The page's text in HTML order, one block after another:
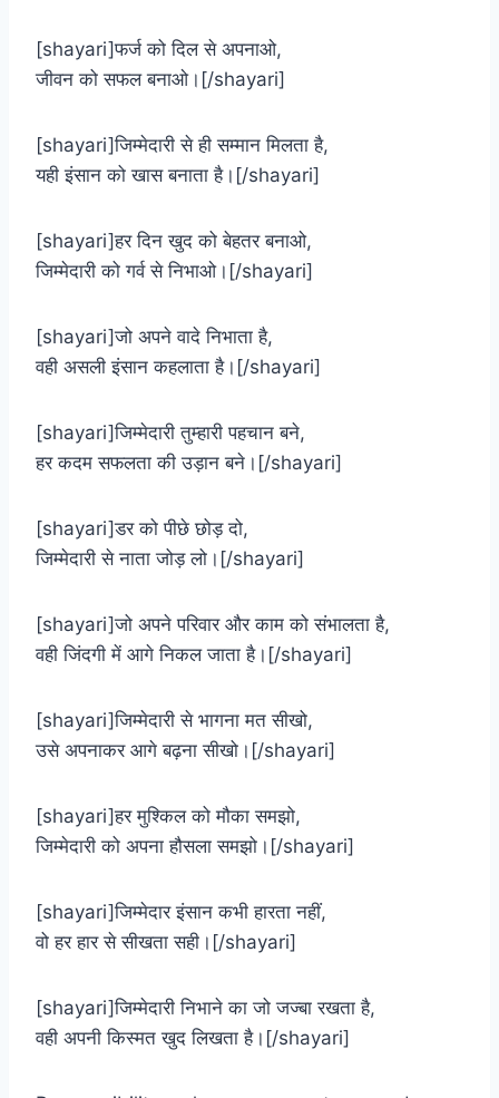
[shayari]फर्ज को दिल से अपनाओ,
जीवन को सफल बनाओ।[/shayari]
[shayari]जिम्मेदारी से ही सम्मान मिलता है,
यही इंसान को खास बनाता है।[/shayari]
[shayari]हर दिन खुद को बेहतर बनाओ,
जिम्मेदारी को गर्व से निभाओ।[/shayari]
[shayari]जो अपने वादे निभाता है,
वही असली इंसान कहलाता है।[/shayari]
[shayari]जिम्मेदारी तुम्हारी पहचान बने,
हर कदम सफलता की उड़ान बने।[/shayari]
[shayari]डर को पीछे छोड़ दो,
जिम्मेदारी से नाता जोड़ लो।[/shayari]
[shayari]जो अपने परिवार और काम को संभालता है,
वही जिंदगी में आगे निकल जाता है।[/shayari]
[shayari]जिम्मेदारी से भागना मत सीखो,
उसे अपनाकर आगे बढ़ना सीखो।[/shayari]
[shayari]हर मुश्किल को मौका समझो,
जिम्मेदारी को अपना हौसला समझो।[/shayari]
[shayari]जिम्मेदार इंसान कभी हारता नहीं,
वो हर हार से सीखता सही।[/shayari]
[shayari]जिम्मेदारी निभाने का जो जज्बा रखता है,
वही अपनी किस्मत खुद लिखता है।[/shayari]